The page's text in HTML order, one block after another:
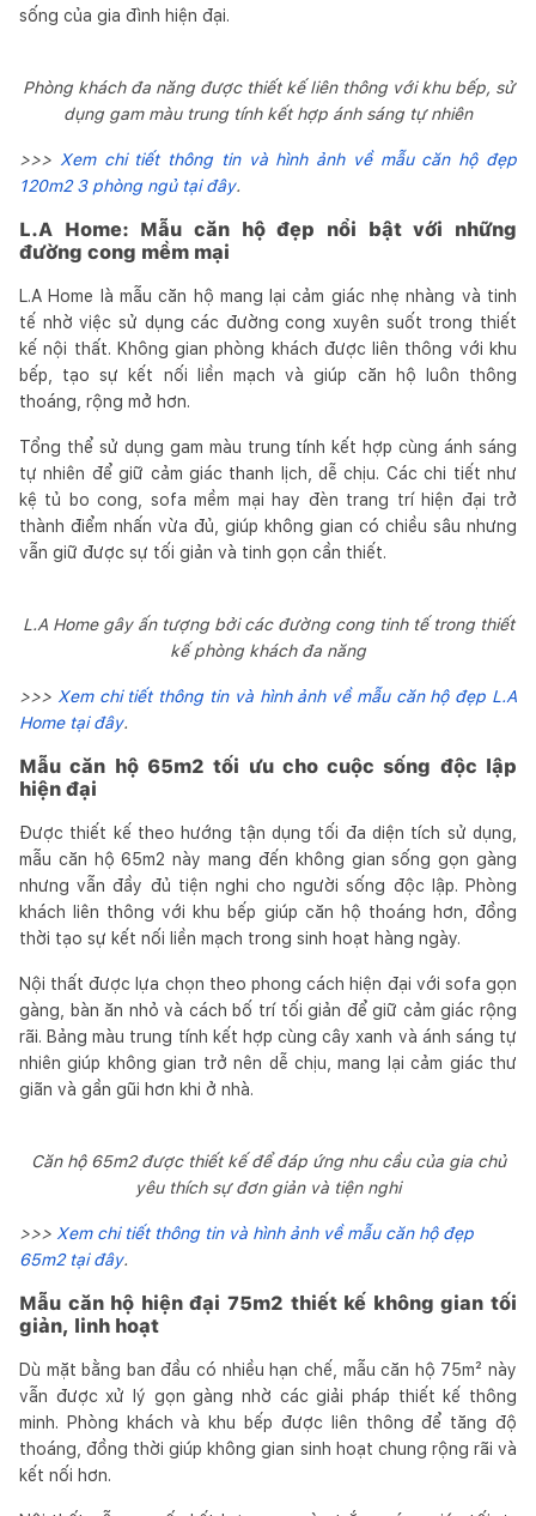
sống của gia đình hiện đại.
Phòng khách đa năng được thiết kế liên thông với khu bếp, sử
dụng gam màu trung tính kết hợp ánh sáng tự nhiên
>>> Xem chi tiết thông tin và hình ảnh về mẫu căn hộ đẹp
120m2 3 phòng ngủ tại đây.
L.A Home: Mẫu căn hộ đẹp nổi bật với những
đường cong mềm mại
L.A Home là mẫu căn hộ mang lại cảm giác nhẹ nhàng và tinh
tế nhờ việc sử dụng các đường cong xuyên suốt trong thiết
kế nội thất. Không gian phòng khách được liên thông với khu
bếp, tạo sự kết nối liền mạch và giúp căn hộ luôn thông
thoáng, rộng mở hơn.
Tổng thể sử dụng gam màu trung tính kết hợp cùng ánh sáng
tự nhiên để giữ cảm giác thanh lịch, dễ chịu. Các chi tiết như
kệ tủ bo cong, sofa mềm mại hay đèn trang trí hiện đại trở
thành điểm nhấn vừa đủ, giúp không gian có chiều sâu nhưng
vẫn giữ được sự tối giản và tinh gọn cần thiết.
L.A Home gây ấn tượng bởi các đường cong tinh tế trong thiết
kế phòng khách đa năng
>>> Xem chi tiết thông tin và hình ảnh về mẫu căn hộ đẹp L.A
Home tại đây.
Mẫu căn hộ 65m2 tối ưu cho cuộc sống độc lập
hiện đại
Được thiết kế theo hướng tận dụng tối đa diện tích sử dụng,
mẫu căn hộ 65m2 này mang đến không gian sống gọn gàng
nhưng vẫn đầy đủ tiện nghi cho người sống độc lập. Phòng
khách liên thông với khu bếp giúp căn hộ thoáng hơn, đồng
thời tạo sự kết nối liền mạch trong sinh hoạt hàng ngày.
Nội thất được lựa chọn theo phong cách hiện đại với sofa gọn
gàng, bàn ăn nhỏ và cách bố trí tối giản để giữ cảm giác rộng
rãi. Bảng màu trung tính kết hợp cùng cây xanh và ánh sáng tự
nhiên giúp không gian trở nên dễ chịu, mang lại cảm giác thư
giãn và gần gũi hơn khi ở nhà.
Căn hộ 65m2 được thiết kế để đáp ứng nhu cầu của gia chủ
yêu thích sự đơn giản và tiện nghi
>>> Xem chi tiết thông tin và hình ảnh về mẫu căn hộ đẹp
65m2 tại đây.
Mẫu căn hộ hiện đại 75m2 thiết kế không gian tối
giản, linh hoạt
Dù mặt bằng ban đầu có nhiều hạn chế, mẫu căn hộ 75m² này
vẫn được xử lý gọn gàng nhờ các giải pháp thiết kế thông
minh. Phòng khách và khu bếp được liên thông để tăng độ
thoáng, đồng thời giúp không gian sinh hoạt chung rộng rãi và
kết nối hơn.